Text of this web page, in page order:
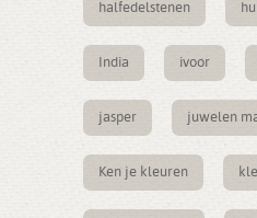
halfedelstenen
India ivoor
jasper juwelen
Ken je kleuren